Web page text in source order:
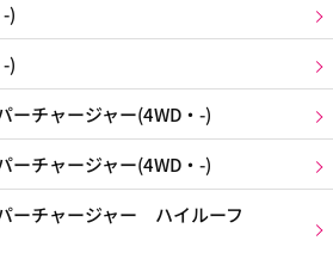
)
)
チャージャー(4WD・-)
チャージャー(4WD・-)
チャージャー ハイルーフ